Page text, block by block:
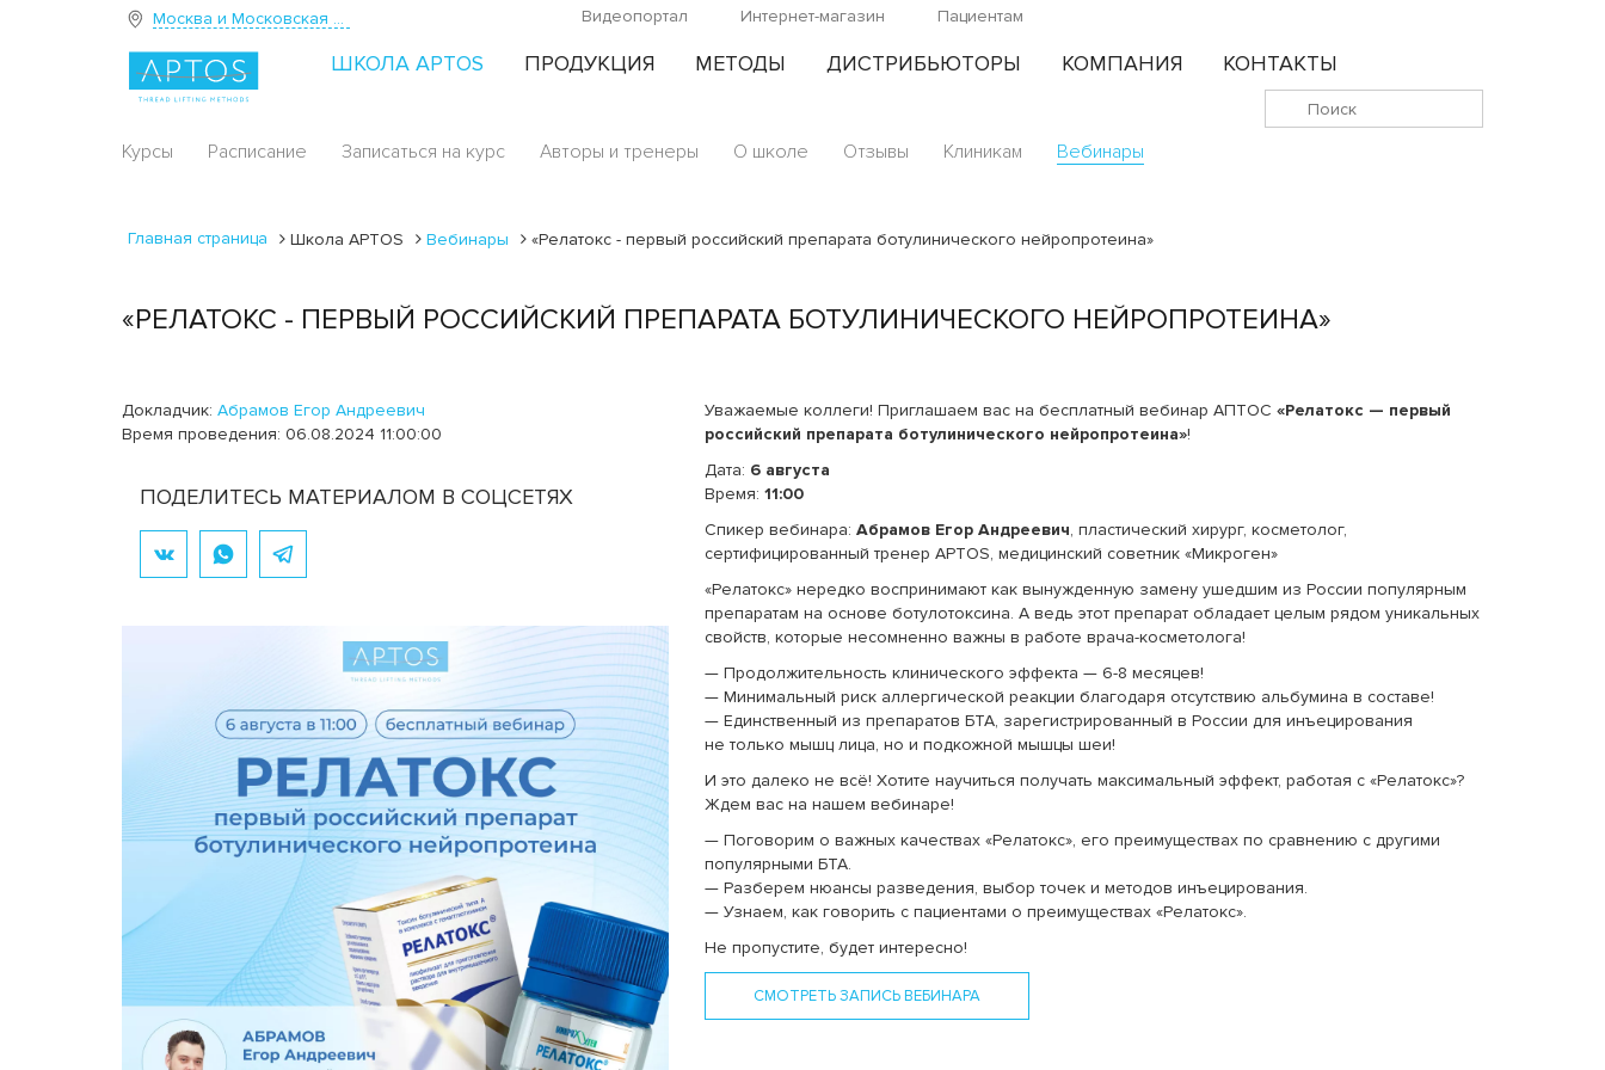
Москва и Московская область Видеопортал Интернет-магазин Пациентам
ШКОЛА APTOS ПРОДУКЦИЯ МЕТОДЫ ДИСТРИБЬЮТОРЫ КОМПАНИЯ КОНТАКТЫ
Курсы Расписание Записаться на курс Авторы и тренеры О школе Отзывы Клиникам Вебинары
Главная страница Школа APTOS Вебинары «Релатокс - первый российский препарата ботулинического нейропротеина»
«РЕЛАТОКС - ПЕРВЫЙ РОССИЙСКИЙ ПРЕПАРАТА БОТУЛИНИЧЕСКОГО НЕЙРОПРОТЕИНА»
Докладчик: Абрамов Егор Андреевич
Время проведения: 06.08.2024 11:00:00
ПОДЕЛИТЕСЬ МАТЕРИАЛОМ В СОЦСЕТЯХ
Уважаемые коллеги! Приглашаем вас на бесплатный вебинар АПТОС «Релатокс — первый
российский препарата ботулинического нейропротеина»!
Дата: 6 августа
Время: 11:00
Спикер вебинара: Абрамов Егор Андреевич, пластический хирург, косметолог,
сертифицированный тренер APTOS, медицинский советник «Микроген»
«Релатокс» нередко воспринимают как вынужденную замену ушедшим из России популярным
препаратам на основе ботулотоксина. А ведь этот препарат обладает целым рядом уникальных
свойств, которые несомненно важны в работе врача-косметолога!
— Продолжительность клинического эффекта — 6-8 месяцев!
— Минимальный риск аллергической реакции благодаря отсутствию альбумина в составе!
— Единственный из препаратов БТА, зарегистрированный в России для инъецирования
не только мышц лица, но и подкожной мышцы шеи!
И это далеко не всё! Хотите научиться получать максимальный эффект, работая с «Релатокс»?
Ждем вас на нашем вебинаре!
— Поговорим о важных качествах «Релатокс», его преимуществах по сравнению с другими
популярными БТА.
— Разберем нюансы разведения, выбор точек и методов инъецирования.
— Узнаем, как говорить с пациентами о преимуществах «Релатокс».
Не пропустите, будет интересно!
СМОТРЕТЬ ЗАПИСЬ ВЕБИНАРА